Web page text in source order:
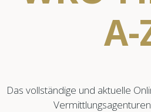
A-
Das vollständige und aktuelle